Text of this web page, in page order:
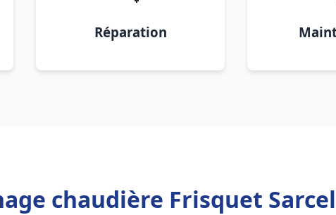
Réparation
chaudière Frisquet